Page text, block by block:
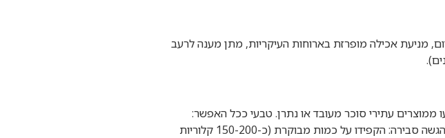
מניעת אכילה מופרזת בארוחות העיקריות, מתן מענה לרעב
ממוצרים עתירי סוכר מעובד או נתרן. טבעי ככל האפשר:
העדיפו חטיפים מבוססי רכיבים טבעיים כמו פירות, ירקות ואגוזים. מנת הגשה סבירה: הקפידו על כמות מבוקרת (כ-150-200 קלוריות